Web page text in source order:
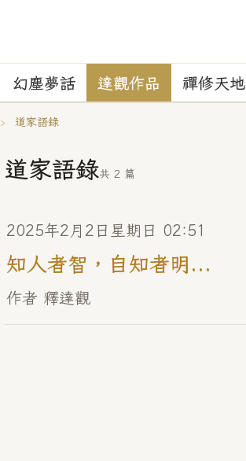
幻塵夢話 達觀作品 禪修天地
› 道家語錄
道家語錄共 2 篇
2025年2月2日星期日 02:51
知人者智，自知者明...
作者 釋達觀